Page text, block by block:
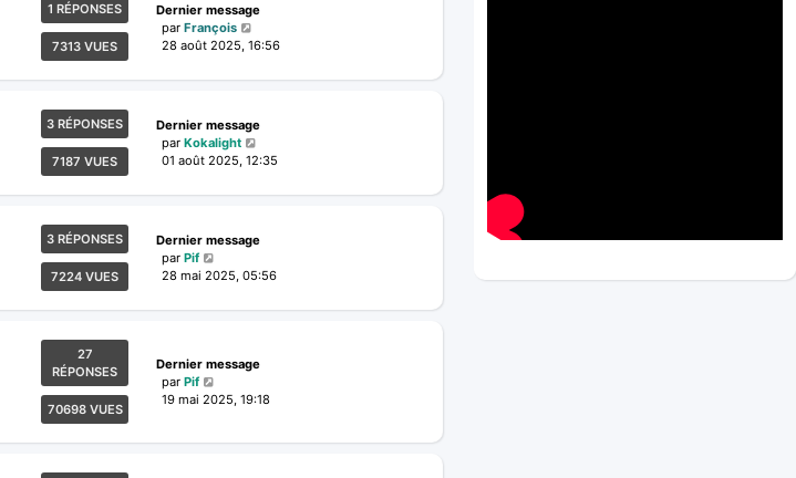
1 RÉPONSES
7313 VUES
Dernier message
par François
28 août 2025, 16:56
3 RÉPONSES
7187 VUES
Dernier message
par Kokalight
01 août 2025, 12:35
3 RÉPONSES
7224 VUES
Dernier message
par Pif
28 mai 2025, 05:56
27
RÉPONSES
70698 VUES
Dernier message
par Pif
19 mai 2025, 19:18